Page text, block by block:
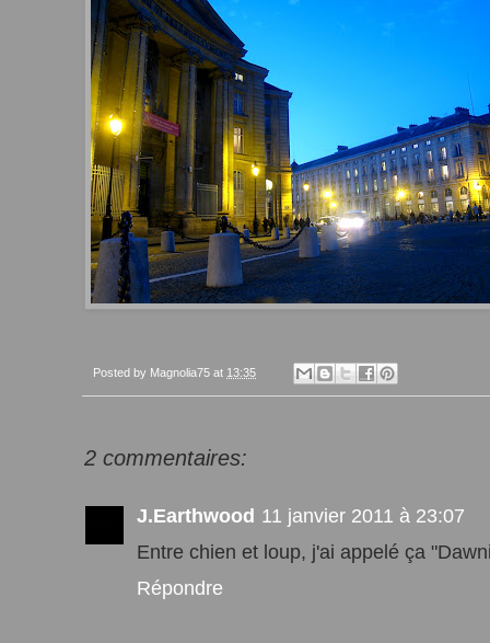
Posted by Magnolia75 at 13:35
2 commentaires:
J.Earthwood 11 janvier 2011 à 23:07
Entre chien et loup, j'ai appelé ça
Répondre